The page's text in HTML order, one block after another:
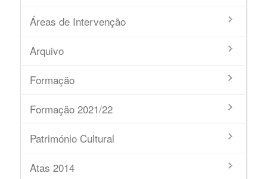
Áreas de Intervenção
Arquivo
Formação
Formação 2021/22
Património Cultural
Atas 2014